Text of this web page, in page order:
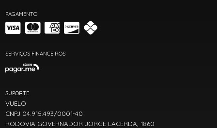
PAGAMENTO
SERVIÇOS FINANCEIROS
SUPORTE
VUELO
CNPJ 04.915.493/0001-40
RODOVIA GOVERNADOR JORGE LACERDA, 1860